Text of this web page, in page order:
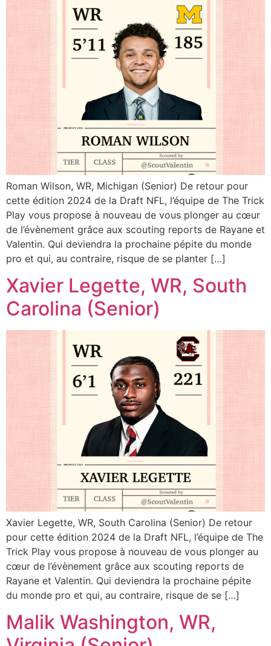
Roman Wilson, WR, Michigan (Senior) De retour pour
cette édition 2024 de la Draft NFL, l’équipe de The Trick
Play vous propose à nouveau de vous plonger au cœur
de l’évènement grâce aux scouting reports de Rayane et
Valentin. Qui deviendra la prochaine pépite du monde
pro et qui, au contraire, risque de se planter […]
Xavier Legette, WR, South
Carolina (Senior)
Xavier Legette, WR, South Carolina (Senior) De retour
pour cette édition 2024 de la Draft NFL, l’équipe de The
Trick Play vous propose à nouveau de vous plonger au
cœur de l’évènement grâce aux scouting reports de
Rayane et Valentin. Qui deviendra la prochaine pépite
du monde pro et qui, au contraire, risque de se […]
Malik Washington, WR,